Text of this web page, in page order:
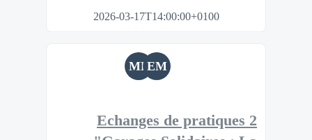
2026-03-17T14:00:00+0100
EM
MB
Echanges de pratiques 2